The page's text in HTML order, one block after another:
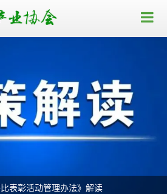
比表彰活动管理办法》解读